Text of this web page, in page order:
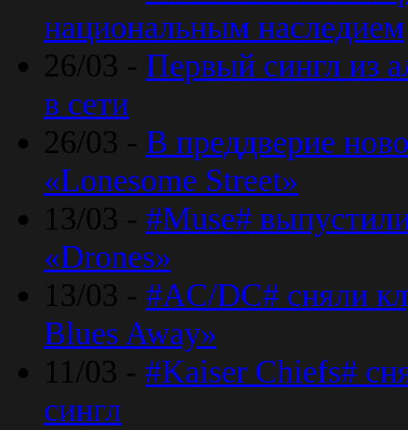
национальным наследием
26/03 - Первый сингл из
в сети
26/03 - В преддверие
«Lonesome Street»
13/03 - #Muse#
«Drones»
13/03 - #AC/DC# сняли
Blues Away»
11/03 - #Kaiser Chiefs#
сингл